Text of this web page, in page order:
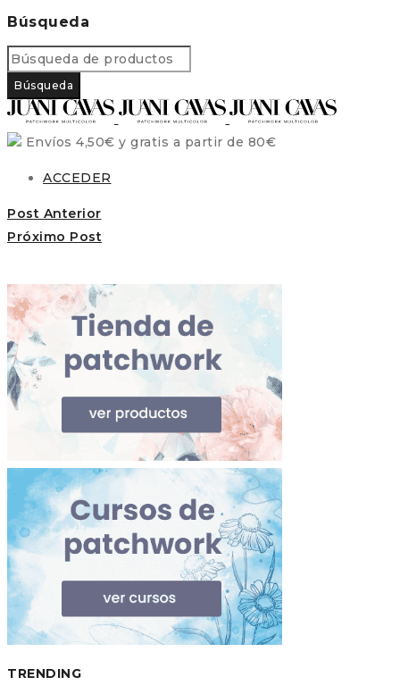
Búsqueda
Envíos 4,50€ y gratis a partir de 80€
ACCEDER
Post Anterior
Próximo Post
TRENDING